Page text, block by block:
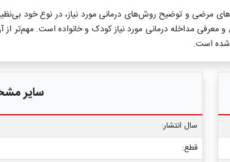
مرضی و توضیح روش‌های درمانی مورد نیاز، در نوع خود
مداخله درمانی مورد نیاز کودک و خانواده است. مهم‌تر
شده است.
سایر
سال انتشار:
قطع: